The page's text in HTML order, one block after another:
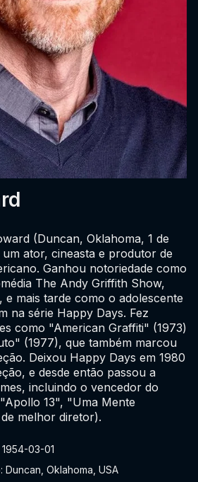
03-01
Duncan, Oklahoma, USA
(Duncan, Oklahoma, 1 de
ator, cineasta e produtor de
Ganhou notoriedade como
The Andy Griffith Show,
e mais tarde como o adolescente
na série Happy Days. Fez
como "American Graffiti" (1973)
(1977), que também marcou
Deixou Happy Days em 1980
e desde então passou a
incluindo o vencedor do
13", "Uma Mente
melhor diretor).